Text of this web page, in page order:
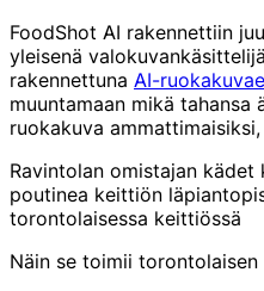
FoodShot AI rakennettiin
yleisenä
rakennettuna AI-
muuntamaan mikä tahansa
ruokakuva
Ravintolan omistajan
poutinea keittiön
torontolaisessa keittiössä
Näin se toimii